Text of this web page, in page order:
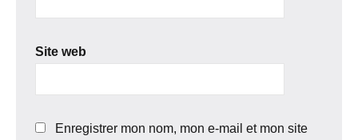
Site web
Enregistrer mon nom, mon e-mail et mon site